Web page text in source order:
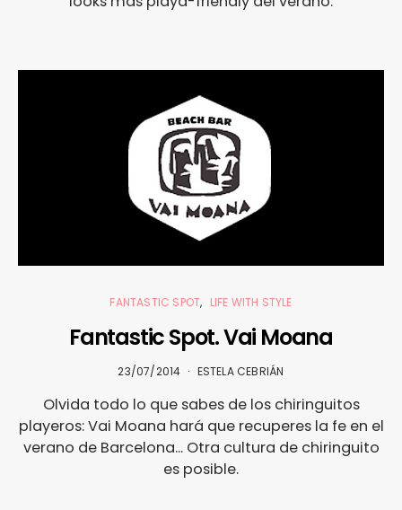
FANTASTIC SPOT LIFE WITH STYLE
Fantastic Spot. Vai Moana
23/07/2014 ESTELA CEBRIÁN
Olvida todo lo que sabes de los chiringuitos
playeros: Vai Moana hará que recuperes la fe en el
verano de Barcelona... Otra cultura de chiringuito
es posible.